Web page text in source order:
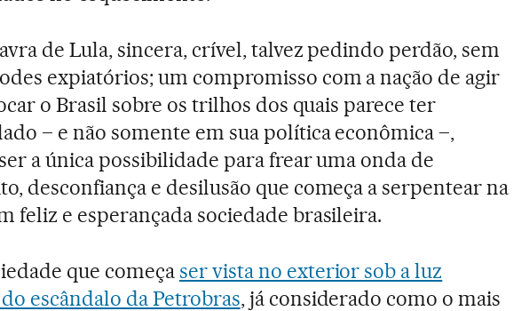
de Lula, sincera, crível, talvez pedindo perdão, sem
expiatórios; um compromisso com a nação de agir
o Brasil sobre os trilhos dos quais parece ter
– e não somente em sua política econômica –,
a única possibilidade para frear uma onda de
desconfiança e desilusão que começa a serpentear na
feliz e esperançada sociedade brasileira.
que começaser vista no exterior sob a luz
escândalo da Petrobras, já considerado como o mais